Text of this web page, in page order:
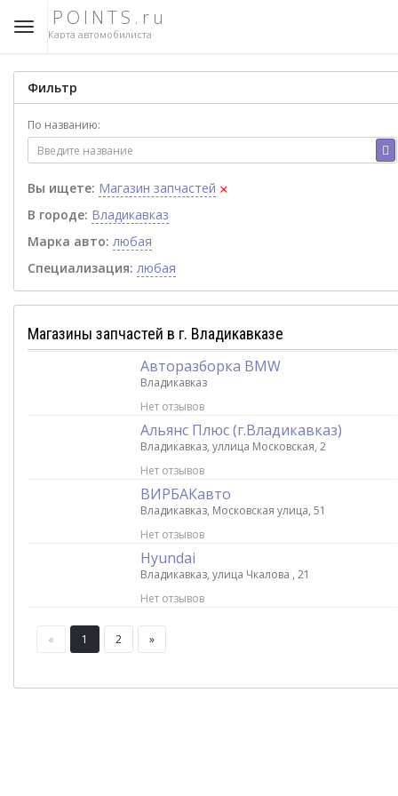
POINTS.ru
Карта автомобилиста
Фильтр
По названию:
Вы ищете: Магазин запчастей ×
В городе: Владикавказ
Марка авто: любая
Специализация: любая
Магазины запчастей в г. Владикавказе
Авторазборка BMW
Владикавказ
Нет отзывов
Альянс Плюс (г.Владикавказ)
Владикавказ, уллица Московская, 2
Нет отзывов
ВИРБАКавто
Владикавказ, Московская улица, 51
Нет отзывов
Hyundai
Владикавказ, улица Чкалова , 21
Нет отзывов
« 1 2 »